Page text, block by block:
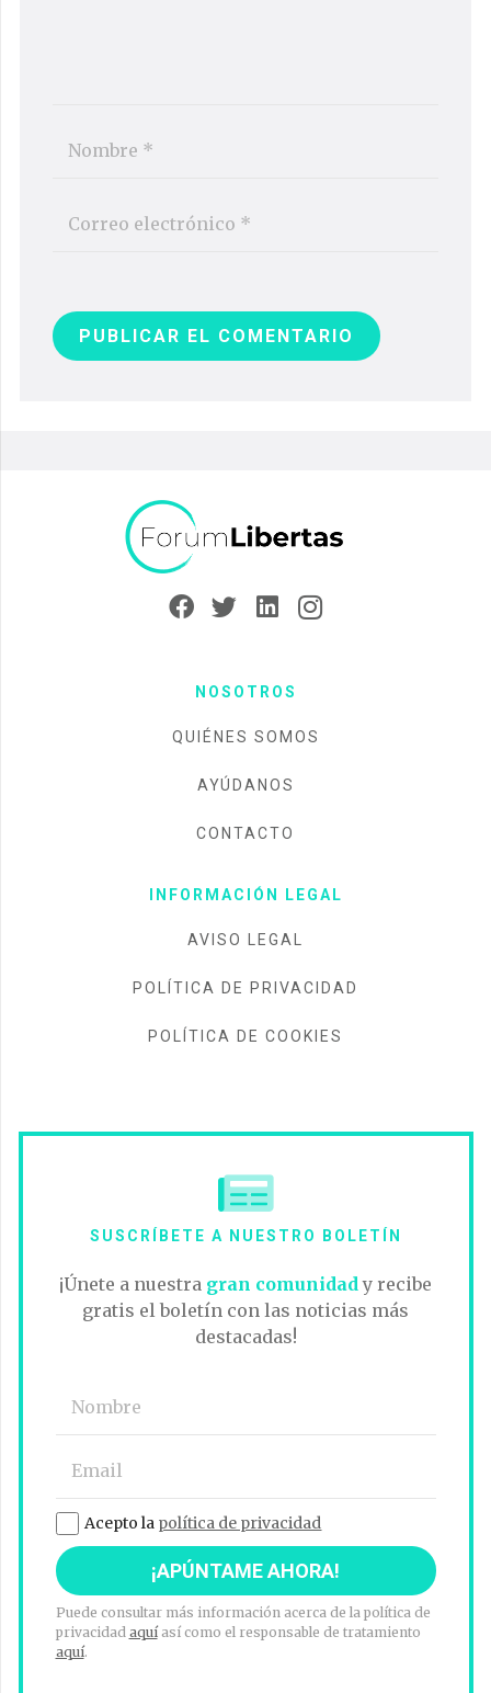
PUBLICAR EL COMENTARIO
NOSOTROS
QUIÉNES SOMOS
AYÚDANOS
CONTACTO
INFORMACIÓN LEGAL
AVISO LEGAL
POLÍTICA DE PRIVACIDAD
POLÍTICA DE COOKIES
SUSCRÍBETE A NUESTRO BOLETÍN
¡Únete a nuestra gran comunidad y recibe
gratis el boletín con las noticias más
destacadas!
Acepto la política de privacidad
Puede consultar más información acerca de la política de
privacidad aquíasí como el responsable de tratamiento
aquí.